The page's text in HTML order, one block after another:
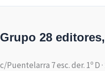
Grupo 28
c/Puentelarra 7 esc. der. 1º D